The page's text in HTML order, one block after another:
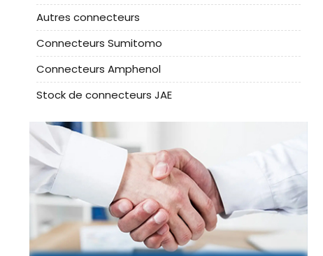
Autres connecteurs
Connecteurs Sumitomo
Connecteurs Amphenol
Stock de connecteurs JAE